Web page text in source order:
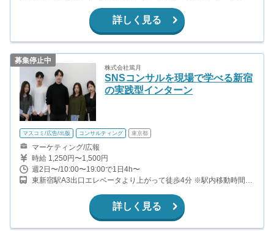
分（丸ノ内線、JR中央線・総武線）
詳しく見る
募集停止中
株式会社篤月
SNSコンサルを現場で学べる新宿
の実践型インターン
マスコミ/広告/出版 コンサルティング 東京都
マーケティング/広報
時給 1,250円〜1,500円
週2日〜/10:00〜19:00で1日4h〜
東新宿駅A3出口エレベータより上がって徒歩4分 ※駅内移動時間長
詳しく見る